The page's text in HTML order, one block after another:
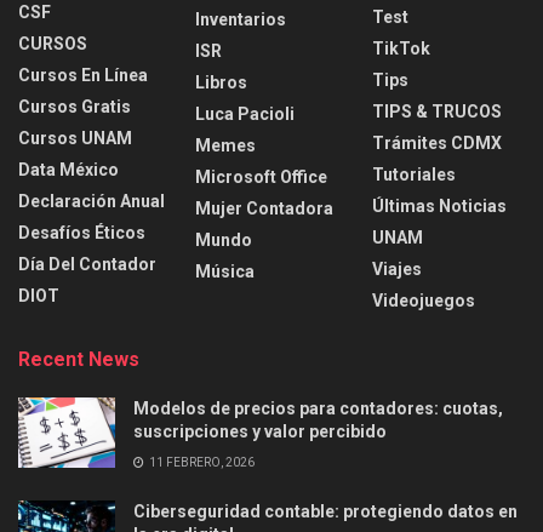
CSF
CURSOS
Cursos En Línea
Cursos Gratis
Cursos UNAM
Data México
Declaración Anual
Desafíos Éticos
Día Del Contador
DIOT
Inventarios
ISR
Libros
Luca Pacioli
Memes
Microsoft Office
Mujer Contadora
Mundo
Música
Test
TikTok
Tips
TIPS & TRUCOS
Trámites CDMX
Tutoriales
Últimas Noticias
UNAM
Viajes
Videojuegos
Recent News
Modelos de precios para contadores: cuotas,
suscripciones y valor percibido
11 FEBRERO, 2026
Ciberseguridad contable: protegiendo datos en